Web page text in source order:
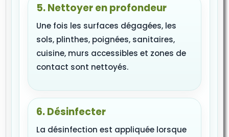
5. Nettoyer en profondeur
Une fois les surfaces dégagées, les
sols, plinthes, poignées, sanitaires,
cuisine, murs accessibles et zones de
contact sont nettoyés.
6. Désinfecter
La désinfection est appliquée lorsque